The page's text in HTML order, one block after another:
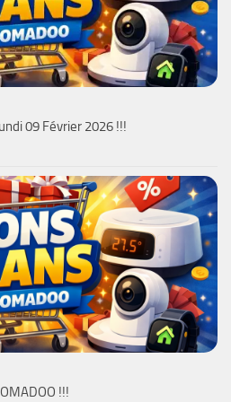
09 Février 2026 !!!
!!!